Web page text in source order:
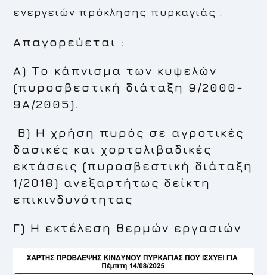
ενεργειών πρόκλησης πυρκαγιάς :
Απαγορεύεται :
Α) Το κάπνισμα των κυψελών
(πυροσβεστική διάταξη 9/2000-
9Α/2005).
Β) Η χρήση πυρός σε αγροτικές
δασικές και χορτολιβαδικές
εκτάσεις (πυροσβεστική διάταξη
1/2018) ανεξαρτήτως δείκτη
επικινδυνότητας
Γ) Η εκτέλεση θερμών εργασιών